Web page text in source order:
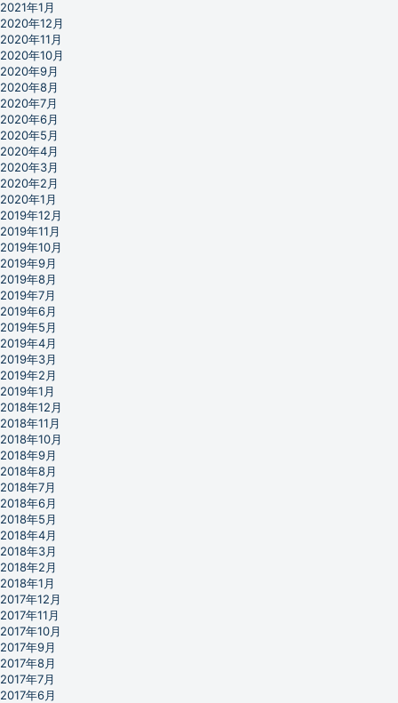
2021年1月
2020年12月
2020年11月
2020年10月
2020年9月
2020年8月
2020年7月
2020年6月
2020年5月
2020年4月
2020年3月
2020年2月
2020年1月
2019年12月
2019年11月
2019年10月
2019年9月
2019年8月
2019年7月
2019年6月
2019年5月
2019年4月
2019年3月
2019年2月
2019年1月
2018年12月
2018年11月
2018年10月
2018年9月
2018年8月
2018年7月
2018年6月
2018年5月
2018年4月
2018年3月
2018年2月
2018年1月
2017年12月
2017年11月
2017年10月
2017年9月
2017年8月
2017年7月
2017年6月